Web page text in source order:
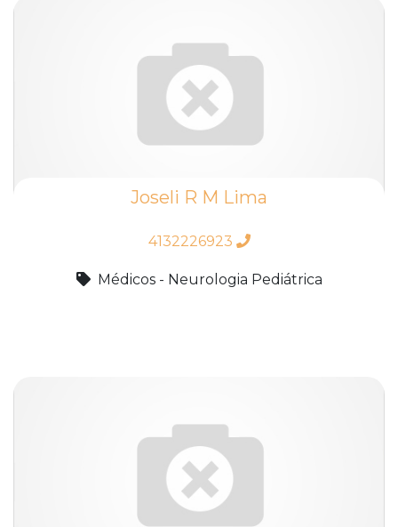
Joseli R M Lima
4132226923
Médicos - Neurologia Pediátrica